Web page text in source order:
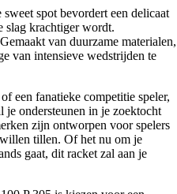
sweet spot bevordert een delicaat
slag krachtiger wordt.
Gemaakt van duurzame materialen,
van intensieve wedstrijden te
een fanatieke competitie speler,
ondersteunen in je zoektocht
zijn ontworpen voor spelers
tillen. Of het nu om je
gaat, dit racket zal aan je